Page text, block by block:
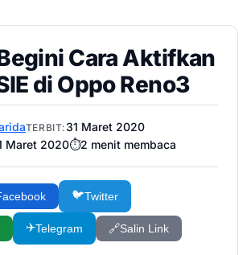
Cara Aktifkan
di Oppo Reno3
TERBIT: 31 Maret 2020
Maret 2020⏱️2 menit membaca
🐦Twitter
✈️Telegram 🔗Salin Link